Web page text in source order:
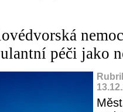
péči jako